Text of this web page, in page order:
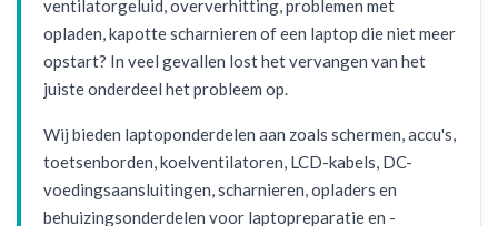
ventilatorgeluid, oververhitting, problemen met
opladen, kapotte scharnieren of een laptop die niet meer
opstart? In veel gevallen lost het vervangen van het
juiste onderdeel het probleem op.
Wij bieden laptoponderdelen aan zoals schermen, accu's,
toetsenborden, koelventilatoren, LCD-kabels, DC-
voedingsaansluitingen, scharnieren, opladers en
behuizingsonderdelen voor laptopreparatie en -